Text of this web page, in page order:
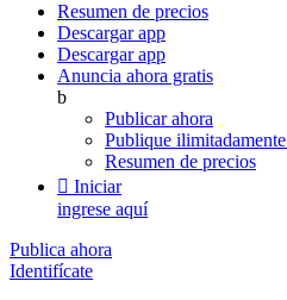
Resumen de precios
Descargar app
Descargar app
Anuncia ahora gratis
b
Publicar ahora
Publique ilimitadamente
Resumen de precios
 Iniciar
ingrese aquí
Publica ahora
Identifícate